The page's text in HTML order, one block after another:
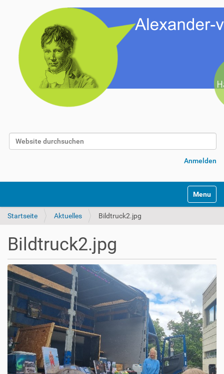
Website durchsuchen
Anmelden
Toggle
Startseite Aktuelles Bildtruck2.jpg
Bildtruck2.jpg